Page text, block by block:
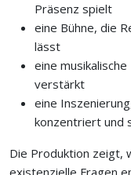
Präsenz spielt
eine Bühne, die
lässt
eine
verstärkt
eine
konzentriert und
Die Produktion zeigt,
existenzielle Fragen